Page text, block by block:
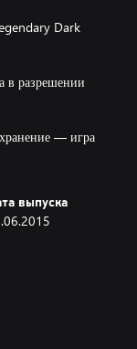
Dark
в разрешении
— игра
выпуска